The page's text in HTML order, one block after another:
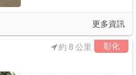
更多資訊
彰化
約 8 公里